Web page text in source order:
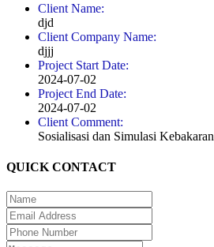
Client Name:
djd
Client Company Name:
djjj
Project Start Date:
2024-07-02
Project End Date:
2024-07-02
Client Comment:
Sosialisasi dan Simulasi Kebakaran
QUICK CONTACT